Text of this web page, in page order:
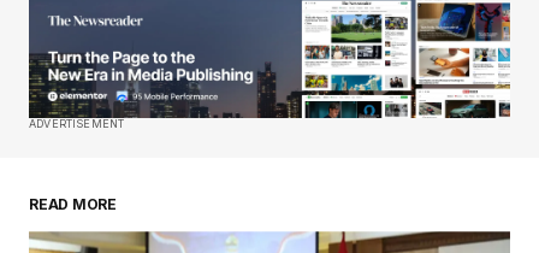
ADVERTISEMENT
READ MORE